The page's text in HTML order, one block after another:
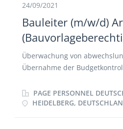
24/09/2021
Bauleiter (m/w/d)
Überwachung von
Übernahme der
und Schnittstelle zu anderen
Beteiligten Fachliche Leitung
PAGE PERSONNEL
HEIDELBERG,